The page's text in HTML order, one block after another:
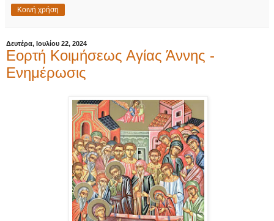
Κοινή χρήση
Δευτέρα, Ιουλίου 22, 2024
Εορτή Κοιμήσεως Αγίας Άννης -
Ενημέρωσις